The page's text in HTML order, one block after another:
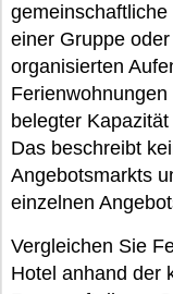
einer Gruppe
organisierten
belegter
Das beschreibt
Angebotsmarkts
einzelnen
Vergleichen Sie
Hotel anhand der